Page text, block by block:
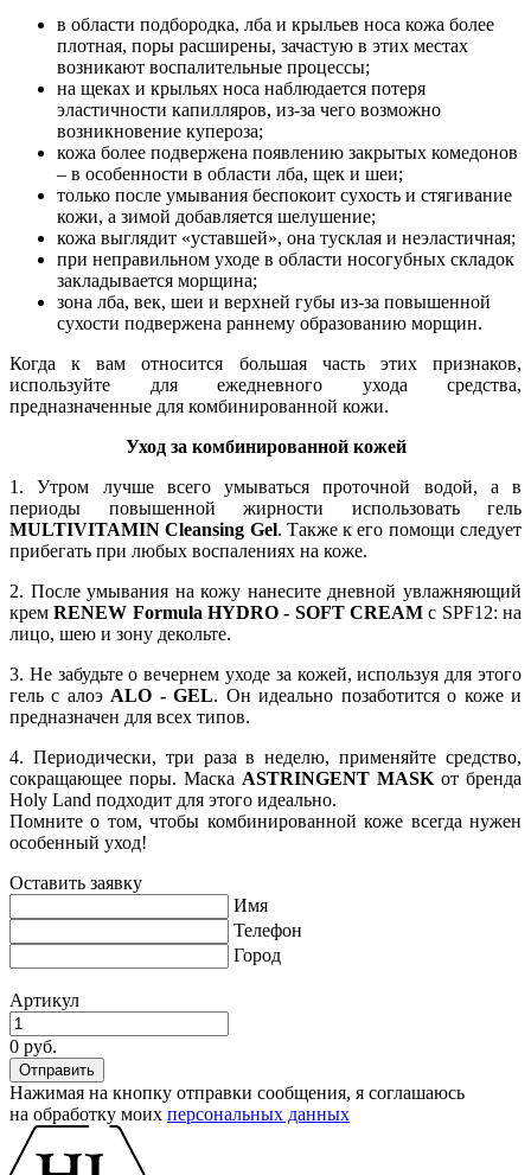
в области подбородка, лба и крыльев носа кожа более
плотная, поры расширены, зачастую в этих местах
возникают воспалительные процессы;
на щеках и крыльях носа наблюдается потеря
эластичности капилляров, из-за чего возможно
возникновение купероза;
кожа более подвержена появлению закрытых комедонов
– в особенности в области лба, щек и шеи;
только после умывания беспокоит сухость и стягивание
кожи, а зимой добавляется шелушение;
кожа выглядит «уставшей», она тусклая и неэластичная;
при неправильном уходе в области носогубных складок
закладывается морщина;
зона лба, век, шеи и верхней губы из-за повышенной
сухости подвержена раннему образованию морщин.
Когда к вам относится большая часть этих признаков,
используйте для ежедневного ухода средства,
предназначенные для комбинированной кожи.
Уход за комбинированной кожей
1. Утром лучше всего умываться проточной водой, а в
периоды повышенной жирности использовать гель
MULTIVITAMIN Cleansing Gel. Также к его помощи следует
прибегать при любых воспалениях на коже.
2. После умывания на кожу нанесите дневной увлажняющий
кремRENEW Formula HYDRO - SOFT CREAM с SPF12: на
лицо, шею и зону декольте.
3. Не забудьте о вечернем уходе за кожей, используя для этого
гель с алоэ ALO - GEL. Он идеально позаботится о коже и
предназначен для всех типов.
4. Периодически, три раза в неделю, применяйте средство,
сокращающее поры. Маска ASTRINGENT MASK от бренда
Holy Land подходит для этого идеально.
Помните о том, чтобы комбинированной коже всегда нужен
особенный уход!
Оставить заявку
Имя
Телефон
Город
Артикул
0 руб.
Нажимая на кнопку отправки сообщения, я соглашаюсь
на обработку моих персональных данных